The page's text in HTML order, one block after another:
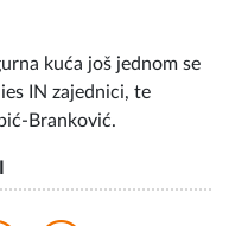
kuća još jednom se
IN zajednici, te
Branković.